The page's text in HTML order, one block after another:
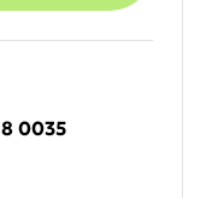
0035